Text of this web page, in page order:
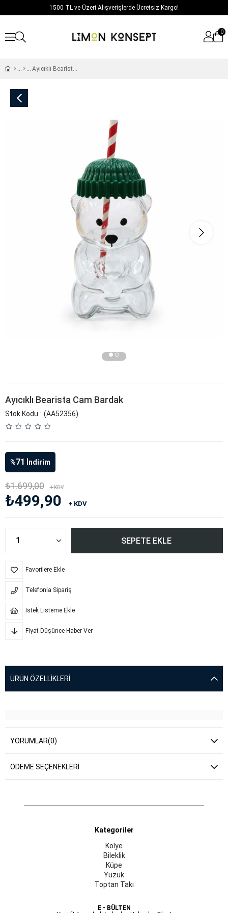
1500 TL ve Üzeri Alışverişlerde Ücretsiz Kargo!
0
Ayıcıklı Bearista Cam Bardak
Ayıcıklı Bearista Cam Bardak
Stok Kodu (AA52356)
%71 İndirim
₺1.699,00 + KDV
₺499,90 + KDV
Favorilere Ekle
Telefonla Sipariş
İstek Listeme Ekle
Fiyat Düşünce Haber Ver
ÜRÜN ÖZELLIKLERI
YORUMLAR(0)
ÖDEME SEÇENEKLERI
Kategoriler
Kolye
Bileklik
Küpe
Yüzük
Toptan Takı
E - BÜLTEN